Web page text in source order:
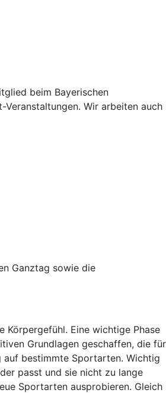
beim Bayerischen
Wir arbeiten auch
Ganztag sowie die
Eine wichtige Phase
Grundlagen geschaffen, die für
auf bestimmte Sportarten. Wichtig
passt und sie nicht zu lange
Sportarten ausprobieren. Gleich